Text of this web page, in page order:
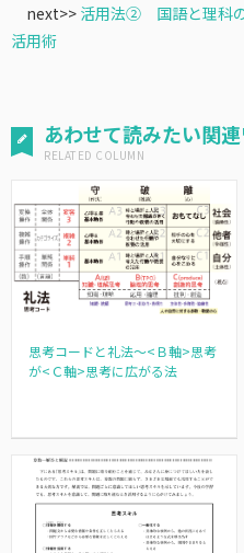
next>> 活用法② 国語と理科の
活用術
あわせて読みたい関
思考コードと礼法～<Ｂ軸>思考
が<Ｃ軸>思考に広がる法